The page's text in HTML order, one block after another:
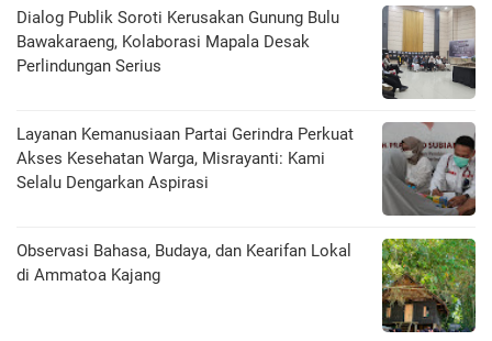
Dialog Publik Soroti Kerusakan Gunung Bulu
Bawakaraeng, Kolaborasi Mapala Desak
Perlindungan Serius
Layanan Kemanusiaan Partai Gerindra Perkuat
Akses Kesehatan Warga, Misrayanti: Kami
Selalu Dengarkan Aspirasi
Observasi Bahasa, Budaya, dan Kearifan Lokal
di Ammatoa Kajang